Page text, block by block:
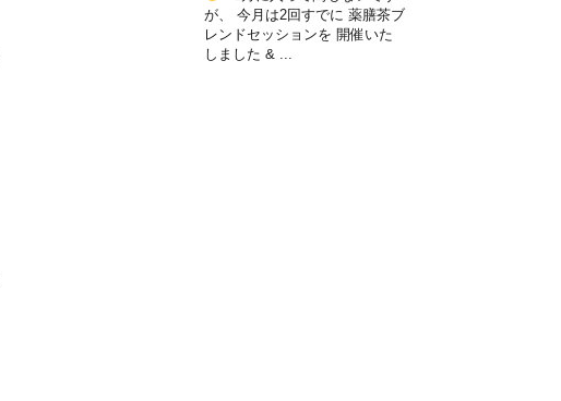
が、 今月は2回すでに 薬膳茶ブ
レンドセッションを 開催いた
しました & ...